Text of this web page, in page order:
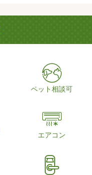
ペット相談可
エアコン